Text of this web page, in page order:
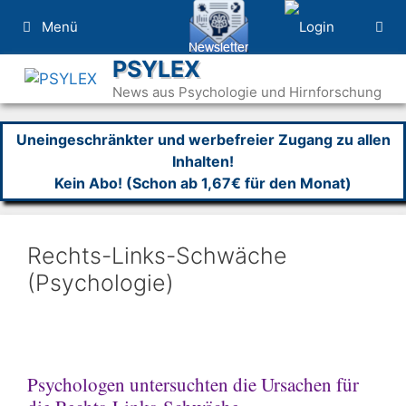
Inhalt
springen
Menü
PSYLEX
News aus Psychologie und Hirnforschung
Uneingeschränkter und werbefreier Zugang zu allen
Inhalten!
Kein Abo! (Schon ab 1,67€ für den Monat)
Rechts-Links-Schwäche
(Psychologie)
Psychologen untersuchten die Ursachen für